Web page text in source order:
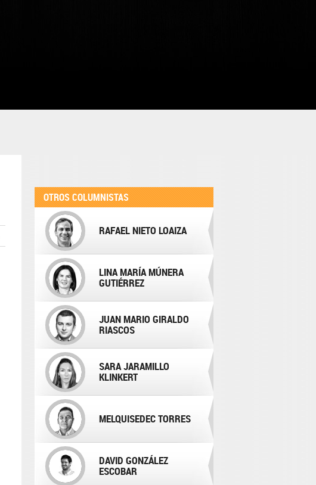
OTROS COLUMNISTAS
RAFAEL NIETO LOAIZA
LINA MARÍA MÚNERA
GUTIÉRREZ
JUAN MARIO GIRALDO
RIASCOS
SARA JARAMILLO
KLINKERT
MELQUISEDEC TORRES
DAVID GONZÁLEZ
ESCOBAR